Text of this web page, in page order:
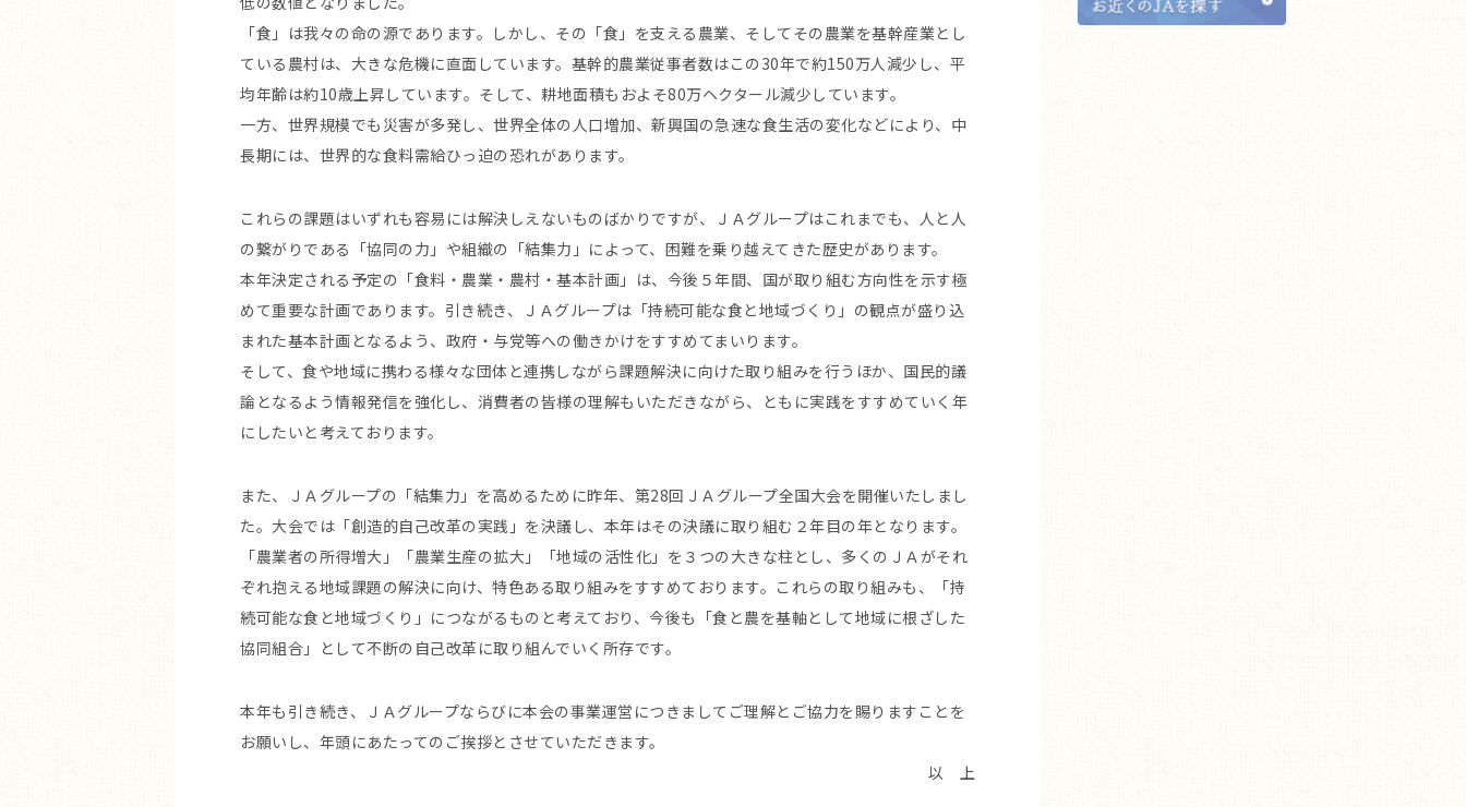
「食」は我々の命の源であります。しかし、その「食」を支える農業、そしてその農業を基幹産業とし
ている農村は、大きな危機に直面しています。基幹的農業従事者数はこの30年で約150万人減少し、平
均年齢は約10歳上昇しています。そして、耕地面積もおよそ80万ヘクタール減少しています。
一方、世界規模でも災害が多発し、世界全体の人口増加、新興国の急速な食生活の変化などにより、中
長期には、世界的な食料需給ひっ迫の恐れがあります。
これらの課題はいずれも容易には解決しえないものばかりですが、ＪＡグループはこれまでも、人と人
の繋がりである「協同の力」や組織の「結集力」によって、困難を乗り越えてきた歴史があります。
本年決定される予定の「食料・農業・農村・基本計画」は、今後５年間、国が取り組む方向性を示す極
めて重要な計画であります。引き続き、ＪＡグループは「持続可能な食と地域づくり」の観点が盛り込
まれた基本計画となるよう、政府・与党等への働きかけをすすめてまいります。
そして、食や地域に携わる様々な団体と連携しながら課題解決に向けた取り組みを行うほか、国民的議
論となるよう情報発信を強化し、消費者の皆様の理解もいただきながら、ともに実践をすすめていく年
にしたいと考えております。
また、ＪＡグループの「結集力」を高めるために昨年、第28回ＪＡグループ全国大会を開催いたしまし
た。大会では「創造的自己改革の実践」を決議し、本年はその決議に取り組む２年目の年となります。
「農業者の所得増大」「農業生産の拡大」「地域の活性化」を３つの大きな柱とし、多くのＪＡがそれ
ぞれ抱える地域課題の解決に向け、特色ある取り組みをすすめております。これらの取り組みも、「持
続可能な食と地域づくり」につながるものと考えており、今後も「食と農を基軸として地域に根ざした
協同組合」として不断の自己改革に取り組んでいく所存です。
本年も引き続き、ＪＡグループならびに本会の事業運営につきましてご理解とご協力を賜りますことを
お願いし、年頭にあたってのご挨拶とさせていただきます。
以 上